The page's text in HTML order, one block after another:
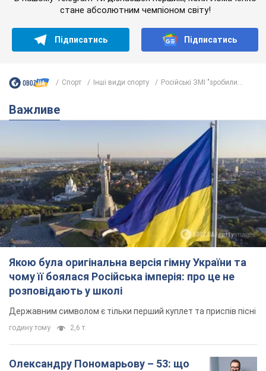
стане абсолютним чемпіоном світу!
Підписатись Підписатись
Спорт Інші види спорту Російські ЗМІ "зробили...
Важливе
Якою була оригінальна версія гімну України та
чому її боялася Російська імперія: про це не
розповідають у школі
Державним символом є тільки перший куплет та приспів пісні
годину тому 2,6 т.
Олександру Пономарьову – 53: що